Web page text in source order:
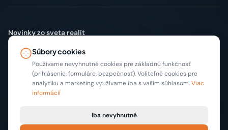
Novinky zo sveta realít
Súbory cookies
Používame nevyhnutné cookies pre základnú funkčnosť
(prihlásenie, formuláre, bezpečnosť). Voliteľné cookies pre
analytiku a marketing využívame iba s vaším súhlasom.Viac
informácií
Iba nevyhnutné